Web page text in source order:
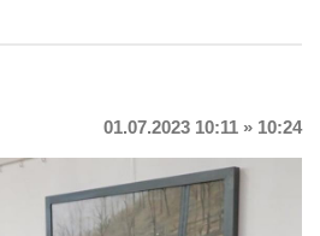
01.07.2023 10:11 » 10:24